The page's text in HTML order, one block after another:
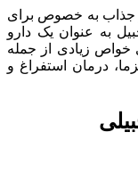
جذاب به خصوص برای
به عنوان یک دارو
خواص زیادی از جمله
درمان استفراغ و